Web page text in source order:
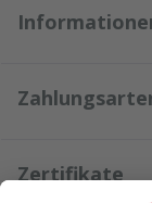
Zertifikate